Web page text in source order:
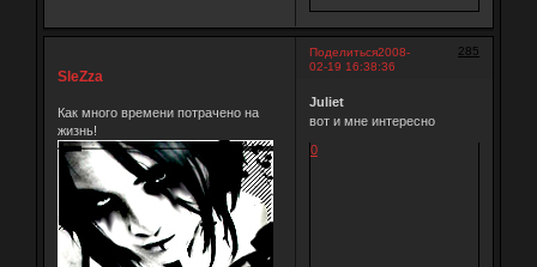
Поделиться 285
2008-
02-19 16:38:36
SleZza
Как много времени потрачено на
жизнь!
Juliet
вот и мне интересно
0